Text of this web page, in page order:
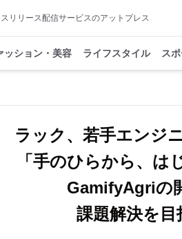
リリース配信サービスのアットプレス
ッション・美容 ライフスタイル ス
ラック、若手エンジ
「手のひらから、は
GamifyAgriの
課題解決を目